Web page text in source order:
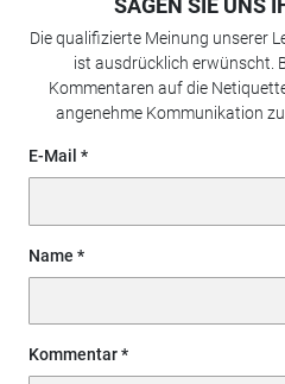
SAGEN SIE UNS
Die qualifizierte Meinung unserer
ist ausdrücklich erwünscht.
Kommentaren auf die
angenehme Kommunikation
E-Mail
Name
Kommentar